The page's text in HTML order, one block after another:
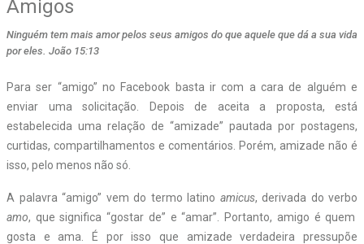
Amigos
Ninguém tem mais amor pelos seus amigos do que aquele que dá a sua vida
por eles. João 15:13
Para ser “amigo” no Facebook basta ir com a cara de alguém e
enviar uma solicitação. Depois de aceita a proposta, está
estabelecida uma relação de “amizade” pautada por postagens,
curtidas, compartilhamentos e comentários. Porém, amizade não é
isso, pelo menos não só.
A palavra “amigo” vem do termo latino amicus, derivada do verbo
amo, que significa “gostar de” e “amar”. Portanto, amigo é quem
gosta e ama. É por isso que amizade verdadeira pressupõe